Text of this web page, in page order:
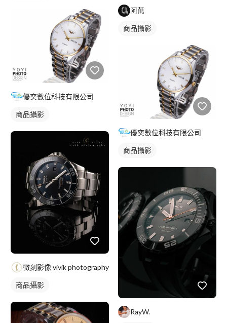
優奕數位科技有限公司
商品攝影
微刻影像 vivik photography
商品攝影
阿萬
商品攝影
優奕數位科技有限公司
商品攝影
RayW.